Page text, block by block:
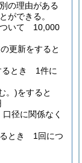
の理由がある
ができる。
いて 10,000
更新をすると
るとき 1件に
。)をすると
径に関係なく
るとき 1回につ